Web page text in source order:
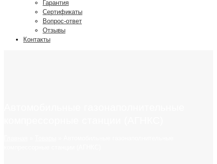
Гарантия
Сертификаты
Вопрос-ответ
Отзывы
Контакты